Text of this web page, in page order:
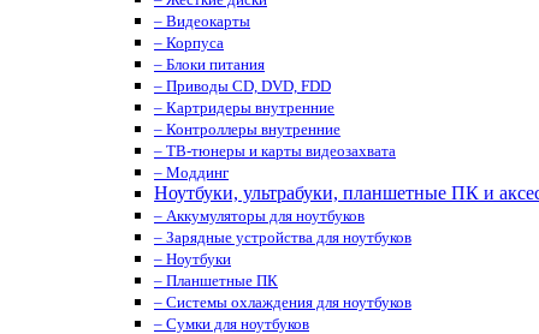
– Видеокарты
– Корпуса
– Блоки питания
– Приводы CD, DVD, FDD
– Картридеры внутренние
– Контроллеры внутренние
– ТВ-тюнеры и карты видеозахвата
– Моддинг
Ноутбуки, ультрабуки, планшетные ПК и
– Аккумуляторы для ноутбуков
– Зарядные устройства для ноутбуков
– Ноутбуки
– Планшетные ПК
– Системы охлаждения для ноутбуков
– Сумки для ноутбуков